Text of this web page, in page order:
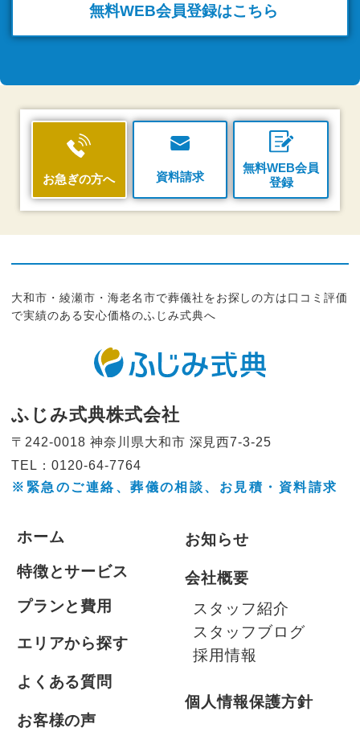
無料WEB会員登録はこちら
お急ぎの方へ 資料請求
無料WEB会員
登録
大和市・綾瀬市・海老名市で葬儀社をお探しの方は口コミ評価
で実績のある安心価格のふじみ式典へ
ふじみ式典株式会社
〒242-0018 神奈川県大和市 深見西7-3-25
TEL：0120-64-7764
※緊急のご連絡、葬儀の相談、 お見積・資料請求
ホーム
特徴とサービス
プランと費用
エリアから探す
よくある質問
お客様の声
お知らせ
会社概要
スタッフ紹介
スタッフブログ
採用情報
個人情報保護方針